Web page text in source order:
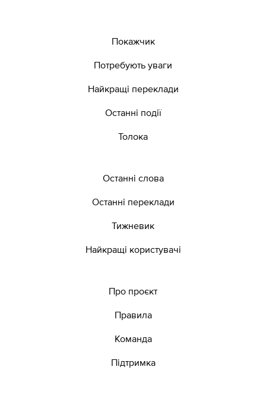
Покажчик
Потребують уваги
Найкращі переклади
Останні події
Толока
Останні слова
Останні переклади
Тижневик
Найкращі користувачі
Про проєкт
Правила
Команда
Підтримка